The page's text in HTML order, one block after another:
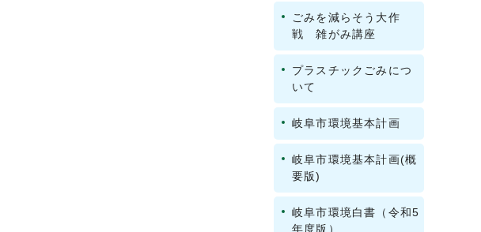
ごみを減らそう大作
戦 雑がみ講座
プラスチックごみにつ
いて
岐阜市環境基本計画
岐阜市環境基本計画(概
要版)
岐阜市環境白書（令和5
年度版）